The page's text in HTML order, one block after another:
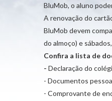
BluMob, o aluno
A renovação do
BluMob devem
do almoço) e
Confira a lista de
- Declaração do
- Documentos
- Comprovante de